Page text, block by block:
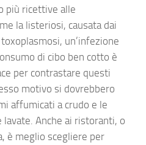
più ricettive alle
la listeriosi, causata dai
un’infezione
di cibo ben cotto è
per contrastare questi
motivo si dovrebbero
affumicati a crudo e le
Anche ai ristoranti, o
è meglio scegliere per